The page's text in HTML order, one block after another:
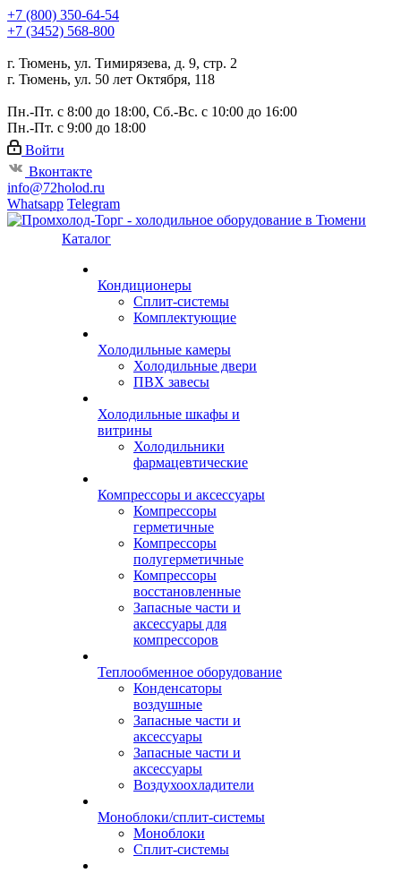
+7 (800) 350-64-54
+7 (3452) 568-800
г. Тюмень, ул. Тимирязева, д. 9, стр. 2
г. Тюмень, ул. 50 лет Октября, 118
Пн.-Пт. с 8:00 до 18:00, Сб.-Вс. с 10:00 до 16:00
Пн.-Пт. с 9:00 до 18:00
Войти
Вконтакте
info@72holod.ru
Whatsapp Telegram
Каталог
Кондиционеры
Сплит-системы
Комплектующие
Холодильные камеры
Холодильные двери
ПВХ завесы
Холодильные шкафы и
витрины
Холодильники
фармацевтические
Компрессоры и аксессуары
Компрессоры
герметичные
Компрессоры
полугерметичные
Компрессоры
восстановленные
Запасные части и
аксессуары для
компрессоров
Теплообменное оборудование
Конденсаторы
воздушные
Запасные части и
аксессуары
Запасные части и
аксессуары
Воздухоохладители
Моноблоки/сплит-системы
Моноблоки
Сплит-системы